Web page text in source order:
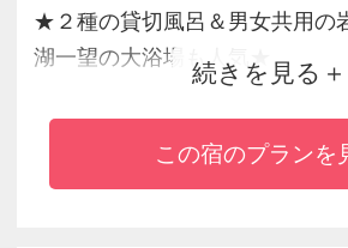
★２種の貸切風呂＆男女共用の
湖一望の大浴場も人気★
全客室が湖水側に面し、洞爺湖
を味わえます。
大浴場は、青い洞爺湖を一望に
続きを見る
この宿のプランを